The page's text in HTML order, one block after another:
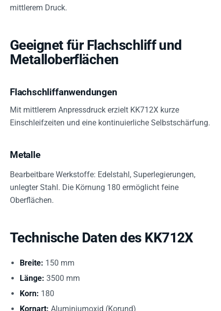
mittlerem Druck.
Geeignet für Flachschliff und
Metalloberflächen
Flachschliffanwendungen
Mit mittlerem Anpressdruck erzielt KK712X kurze
Einschleifzeiten und eine kontinuierliche Selbstschärfung.
Metalle
Bearbeitbare Werkstoffe: Edelstahl, Superlegierungen,
unlegter Stahl. Die Körnung 180 ermöglicht feine
Oberflächen.
Technische Daten des KK712X
Breite: 150 mm
Länge: 3500 mm
Korn: 180
Kornart: Aluminiumoxid (Korund)